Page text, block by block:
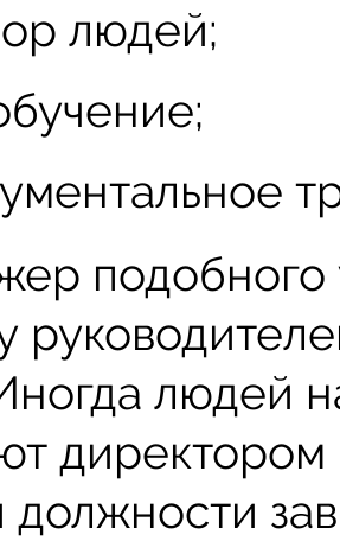
людей;
подобного
людей
должности